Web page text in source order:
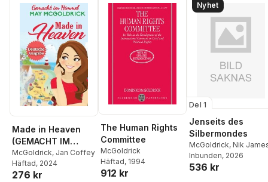
Made in Heaven
(GEMACHT IM
HIMMEL)
McGoldrick, Jan Coffey
Häftad, 2024
276 kr
The Human Rights
Committee
McGoldrick
Häftad, 1994
912 kr
Nyhet
Del 1
Jenseits des
Silbermondes
McGoldrick, Nik
Inbunden, 2026
536 kr